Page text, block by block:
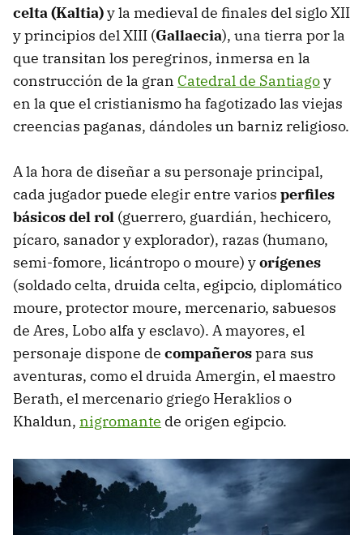
celta (Kaltia)y la medieval de finales del siglo XII
y principios del XIII (Gallaecia), una tierra por la
que transitan los peregrinos, inmersa en la
construcción de la gran Catedral de Santiagoy
en la que el cristianismo ha fagotizado las viejas
creencias paganas, dándoles un barniz religioso.
A la hora de diseñar a su personaje principal,
cada jugador puede elegir entre varios perfiles
básicos del rol (guerrero, guardián, hechicero,
pícaro, sanador y explorador), razas (humano,
semi-fomore, licántropo o moure) yorígenes
(soldado celta, druida celta, egipcio, diplomático
moure, protector moure, mercenario, sabuesos
de Ares, Lobo alfa y esclavo). A mayores, el
personaje dispone de compañerospara sus
aventuras, como el druida Amergin, el maestro
Berath, el mercenario griego Heraklios o
Khaldun, nigromante de origen egipcio.